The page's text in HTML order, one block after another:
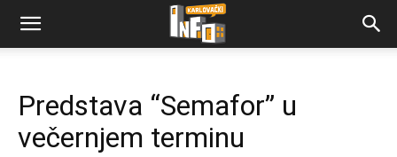
Predstava “Semafor” u
večernjem terminu